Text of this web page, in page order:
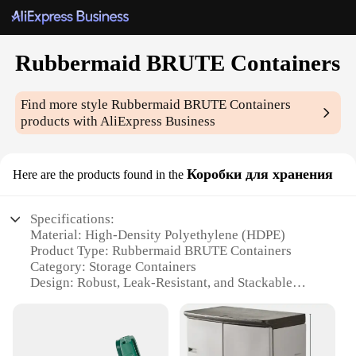
Rubbermaid BRUTE Containers
Find more styleRubbermaid BRUTE Containers
products with AliExpress Business
Here are the products found in the Коробки для хранения
Specifications:
Material: High-Density Polyethylene (HDPE)
Product Type: Rubbermaid BRUTE Containers
Category: Storage Containers
Design: Robust, Leak-Resistant, and Stackable
Performance: Durable and Easy to Clean
Capacity: Available in Various Sizes to Meet Your